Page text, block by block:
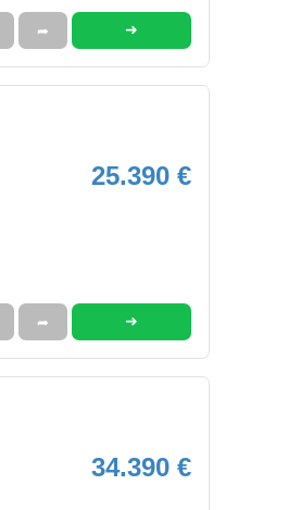
➦ ➜
25.390 €
➦ ➜
34.390 €